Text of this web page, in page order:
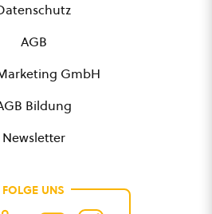
AGB
GmbH
Bildung
Newsletter
FOLGE UNS